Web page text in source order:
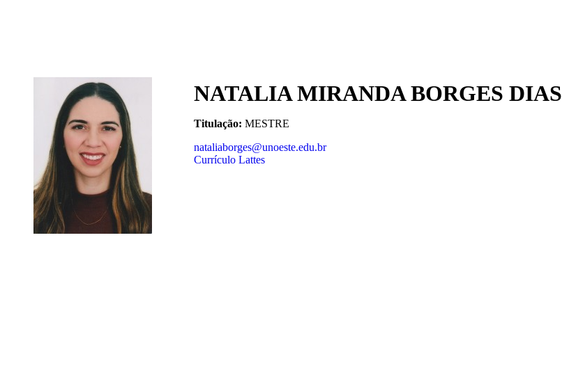
NATALIA MIRANDA BORGES DIAS
Titulação: MESTRE
nataliaborges@unoeste.edu.br
Currículo Lattes